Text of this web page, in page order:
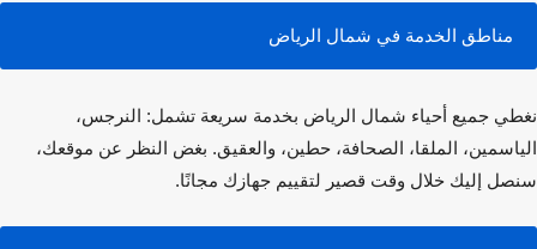
مناطق الخدمة في شمال الرياض
جميع أحياء شمال الرياض بخدمة سريعة تشمل: النرجس،
الملقا، الصحافة، حطين، والعقيق. بغض النظر عن موقعك،
إليك خلال وقت قصير لتقييم جهازك مجانًا.